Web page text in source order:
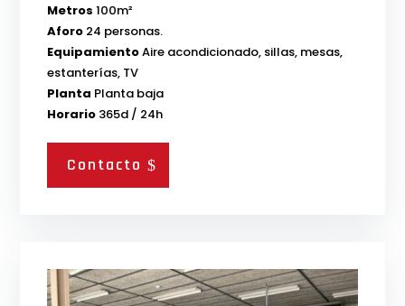
Metros 100m²
Aforo 24 personas.
EquipamientoAire acondicionado, sillas, mesas,
estanterías, TV
Planta Planta baja
Horario 365d / 24h
Contacto